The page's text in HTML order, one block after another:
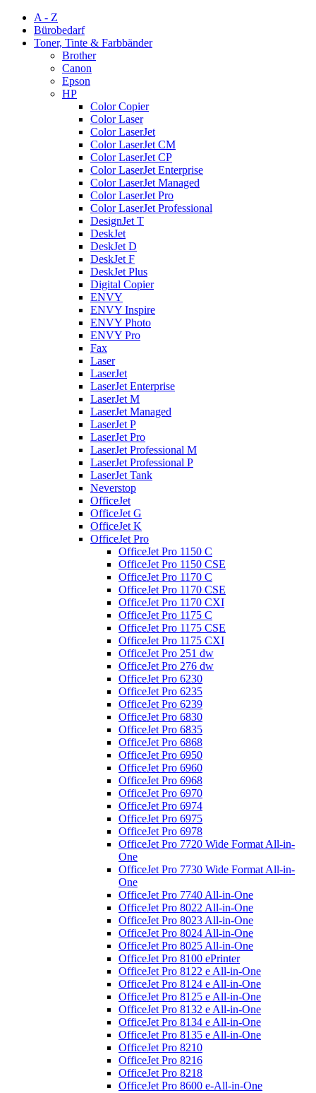
A - Z
Bürobedarf
Toner, Tinte & Farbbänder
Brother
Canon
Epson
HP
Color Copier
Color Laser
Color LaserJet
Color LaserJet CM
Color LaserJet CP
Color LaserJet Enterprise
Color LaserJet Managed
Color LaserJet Pro
Color LaserJet Professional
DesignJet T
DeskJet
DeskJet D
DeskJet F
DeskJet Plus
Digital Copier
ENVY
ENVY Inspire
ENVY Photo
ENVY Pro
Fax
Laser
LaserJet
LaserJet Enterprise
LaserJet M
LaserJet Managed
LaserJet P
LaserJet Pro
LaserJet Professional M
LaserJet Professional P
LaserJet Tank
Neverstop
OfficeJet
OfficeJet G
OfficeJet K
OfficeJet Pro
OfficeJet Pro 1150 C
OfficeJet Pro 1150 CSE
OfficeJet Pro 1170 C
OfficeJet Pro 1170 CSE
OfficeJet Pro 1170 CXI
OfficeJet Pro 1175 C
OfficeJet Pro 1175 CSE
OfficeJet Pro 1175 CXI
OfficeJet Pro 251 dw
OfficeJet Pro 276 dw
OfficeJet Pro 6230
OfficeJet Pro 6235
OfficeJet Pro 6239
OfficeJet Pro 6830
OfficeJet Pro 6835
OfficeJet Pro 6868
OfficeJet Pro 6950
OfficeJet Pro 6960
OfficeJet Pro 6968
OfficeJet Pro 6970
OfficeJet Pro 6974
OfficeJet Pro 6975
OfficeJet Pro 6978
OfficeJet Pro 7720 Wide Format All-in-
One
OfficeJet Pro 7730 Wide Format All-in-
One
OfficeJet Pro 7740 All-in-One
OfficeJet Pro 8022 All-in-One
OfficeJet Pro 8023 All-in-One
OfficeJet Pro 8024 All-in-One
OfficeJet Pro 8025 All-in-One
OfficeJet Pro 8100 ePrinter
OfficeJet Pro 8122 e All-in-One
OfficeJet Pro 8124 e All-in-One
OfficeJet Pro 8125 e All-in-One
OfficeJet Pro 8132 e All-in-One
OfficeJet Pro 8134 e All-in-One
OfficeJet Pro 8135 e All-in-One
OfficeJet Pro 8210
OfficeJet Pro 8216
OfficeJet Pro 8218
OfficeJet Pro 8600 e-All-in-One